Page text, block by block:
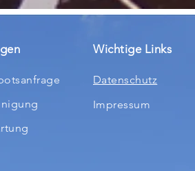
Wichtige Links
Datenschutz
Impressum